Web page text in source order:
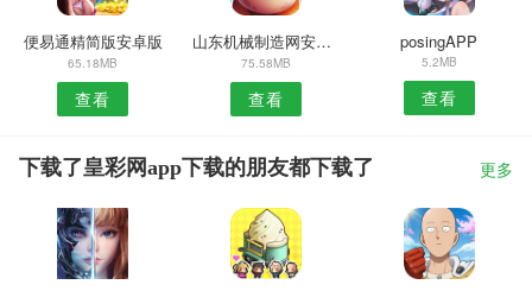
便易通精简版安卓版
65.18MB
查看
山东机械制造网安卓版
75.58MB
查看
posingAPP
5.2MB
查看
下载了皇彩网app下载的朋友都下载了 更多